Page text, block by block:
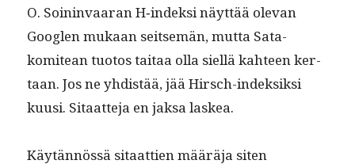
O. Soin­in­vaaran H‑indeksi näyt­tää ole­van
Googlen mukaan seit­semän, mut­ta Sata-
komitean tuo­tos taitaa olla siel­lä kah­teen ker­
taan. Jos ne yhdis­tää, jää Hirsch-indek­sik­si
kuusi. Sitaat­te­ja en jak­sa laskea.
Käytän­nössä sitaat­tien määrä­ja siten